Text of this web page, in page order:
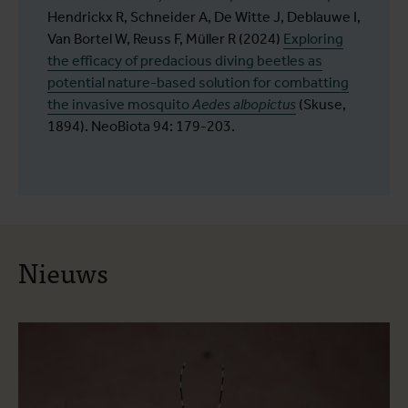
Hendrickx R, Schneider A, De Witte J, Deblauwe I,
Van Bortel W, Reuss F, Müller R (2024) Exploring
the efficacy of predacious diving beetles as
potential nature-based solution for combatting
the invasive mosquitoAedes albopictus (Skuse,
1894). NeoBiota 94: 179-203.
Nieuws